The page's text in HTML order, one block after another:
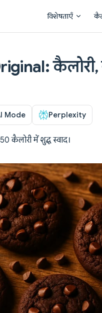
विशेषताएँ
कैलोरी,
Mode Perplexity
कैलोरी में शुद्ध स्वाद।